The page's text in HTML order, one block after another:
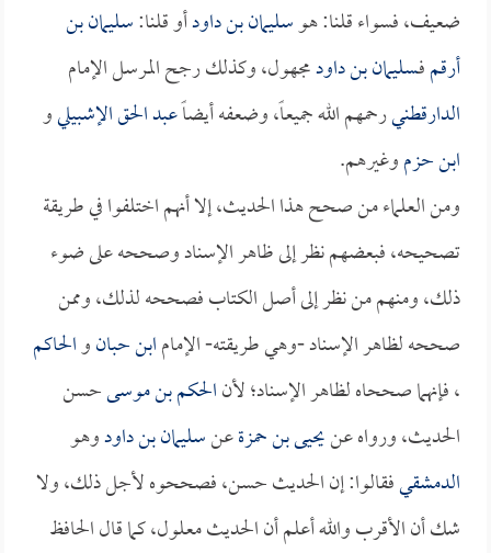
ضعيف، فسواء قلنا: هوسليمان بن داودأو قلنا:سليمان بن
أرقمفـسليمان بن داودمجهول، وكذلك رجح المرسل الإمام
الدارقطنيرحمهم الله جميعاً، وضعفه أيضاًعبد الحق الإشبيليو
ابن حزموغيرهم.
ومن العلماء من صحح هذا الحديث، إلا أنهم اختلفوا في طريقة
تصحيحه، فبعضهم نظر إلى ظاهر الإسناد وصححه على ضوء
ذلك، ومنهم من نظر إلى أصل الكتاب فصححه لذلك، وممن
صححه لظاهر الإسناد -وهي طريقته- الإمامابن حبانوالحاكم
، فإنهما صححاه لظاهر الإسناد؛ لأنالحكم بن موسىحسن
الحديث، ورواه عنيحيى بن حمزةعنسليمان بن داودوهو
الدمشقيفقالوا: إن الحديث حسن، فصححوه لأجل ذلك، ولا
شك أن الأقرب والله أعلم أن الحديث معلول، كما قال الحافظ